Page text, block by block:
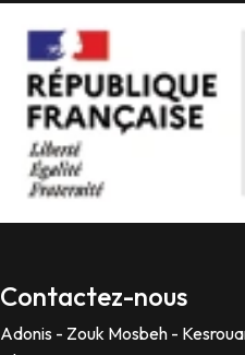
Contactez-nous
Adonis - Zouk Mosbeh -